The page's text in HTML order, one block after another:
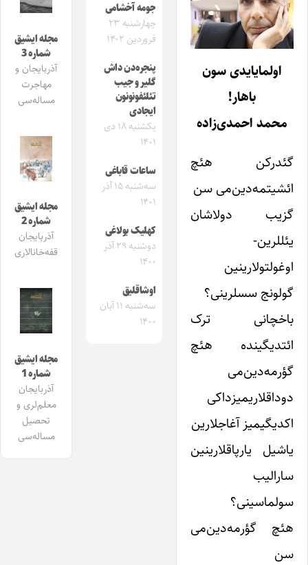
اولمایایدی سون
باهار!
محمد احمدی‌زاده
گئدرکن هئچ‌
ائشیتمه‌دین‌می سن
گزیب دولاشان
یئللرین-
اوغولتولارینین
گولونج سسلرینی؟
باخچانی ترک
ائتدیگینده هئچ‌
گؤرمه‌دین‌می
دوداقلاریمیزداکی
اکدیگیمیز آغاجلارین
یاشیل یارپاقلارینین
سارالیب
سولماسینی؟
هئچ‌ گؤرمه‌دین‌می
سن
جومه آخشامی
چهارشنبه ۲۳
فروردین ۱۴۰۲
پنجره‌دن داش
گلیر و جیب
تئلئفونونون
ایجادی
یکشنبه ۱۸ دی
۱۴۰۱
ساعات قاباغی
سه‌شنبه ۱۵ آذر
۱۴۰۱
کهلیک بولاغی
دوشنبه ۲۹ آذر
۱۴۰۰
اوشاقلیق
سه‌شنبه ۱۱ آبان
۱۴۰۰
مجله ایشیق
شماره 3
آذربایجان و
مهاجرت
مساله‌سی
مجله ایشیق
شماره 2
آذربایجان
قفه‌خانالاری
مجله ایشیق
شماره 1
آذربایجان
معلم‌لری و
تحصیل
مساله‌سی